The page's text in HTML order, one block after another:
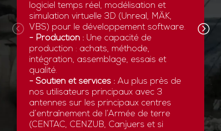
logiciel temps réel, modélisation et
simulation virtuelle 3D (Unreal, MÄK,
VBS) pour le développement software.
- Production :Une capacité de
production : achats, méthode,
intégration, assemblage, essais et
qualité.
- Soutien et services :Au plus près de
nos utilisateurs principaux avec 3
antennes sur les principaux centres
d’entraînement de l’Armée de terre
(CENTAC, CENZUB, Canjuers et si